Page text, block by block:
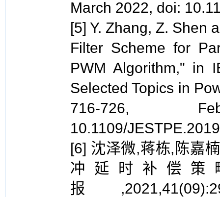
March 2022, doi:
[5] Y. Zhang, Z. Shen
Filter Scheme for
PWM Algorithm," in
Selected Topics in
716-726,
10.1109/
[6] 沈泽微,蒋栋,陈嘉
冲延时补偿策
报